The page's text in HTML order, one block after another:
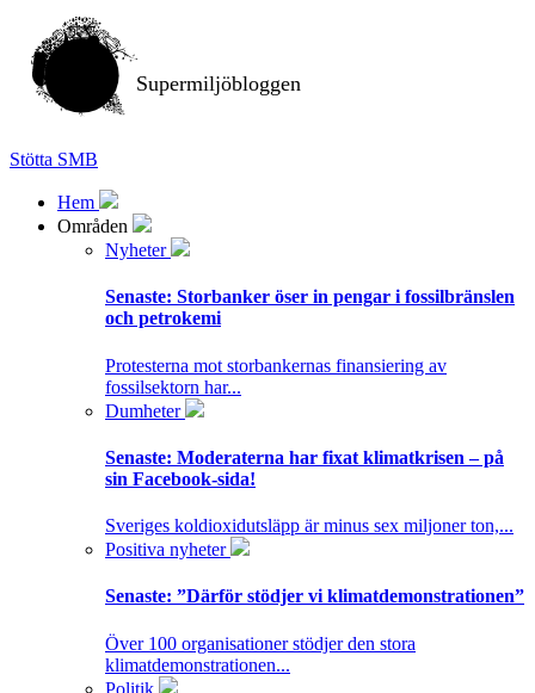
Supermiljöbloggen
Stötta SMB
Hem
Områden
Nyheter
Senaste: Storbanker öser in pengar i fossilbränslen
och petrokemi
Protesterna mot storbankernas finansiering av
fossilsektorn har...
Dumheter
Senaste: Moderaterna har fixat klimatkrisen – på
sin Facebook-sida!
Sveriges koldioxidutsläpp är minus sex miljoner ton,...
Positiva nyheter
Senaste: ”Därför stödjer vi klimatdemonstrationen”
Över 100 organisationer stödjer den stora
klimatdemonstrationen...
Politik